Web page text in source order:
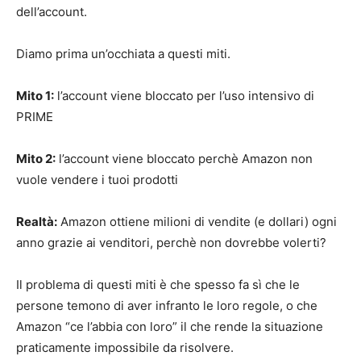
dell’account.
Diamo prima un’occhiata a questi miti.
Mito 1: l’account viene bloccato per l’uso intensivo di
PRIME
Mito 2: l’account viene bloccato perchè Amazon non
vuole vendere i tuoi prodotti
Realtà: Amazon ottiene milioni di vendite (e dollari) ogni
anno grazie ai venditori, perchè non dovrebbe volerti?
Il problema di questi miti è che spesso fa sì che le
persone temono di aver infranto le loro regole, o che
Amazon “ce l’abbia con loro” il che rende la situazione
praticamente impossibile da risolvere.